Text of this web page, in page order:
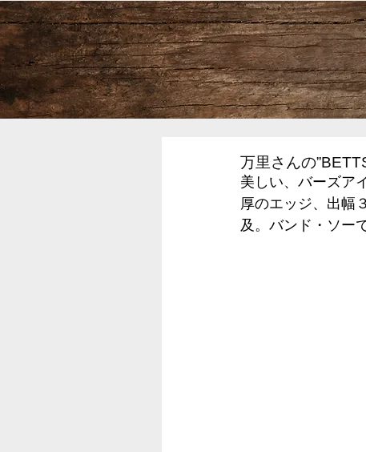
万里さんの
美しい、バーズア
厚のエッジ、出幅
及。バンド・ソー